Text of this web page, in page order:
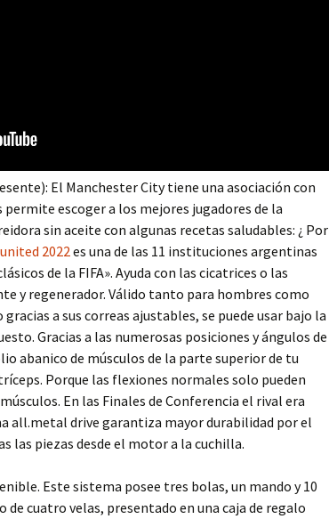
El Manchester City tiene una asociación con
escoger a los mejores jugadores de la
sin aceite con algunas recetas saludables: ¿ Por
2022es una de las 11 instituciones argentinas
de la FIFA». Ayuda con las cicatrices o las
y regenerador. Válido tanto para hombres como
a sus correas ajustables, se puede usar bajo la
Gracias a las numerosas posiciones y ángulos de
abanico de músculos de la parte superior de tu
Porque las flexiones normales solo pueden
En las Finales de Conferencia el rival era
all.metal drive garantiza mayor durabilidad por el
las piezas desde el motor a la cuchilla.
Este sistema posee tres bolas, un mando y 10
de cuatro velas, presentado en una caja de regalo